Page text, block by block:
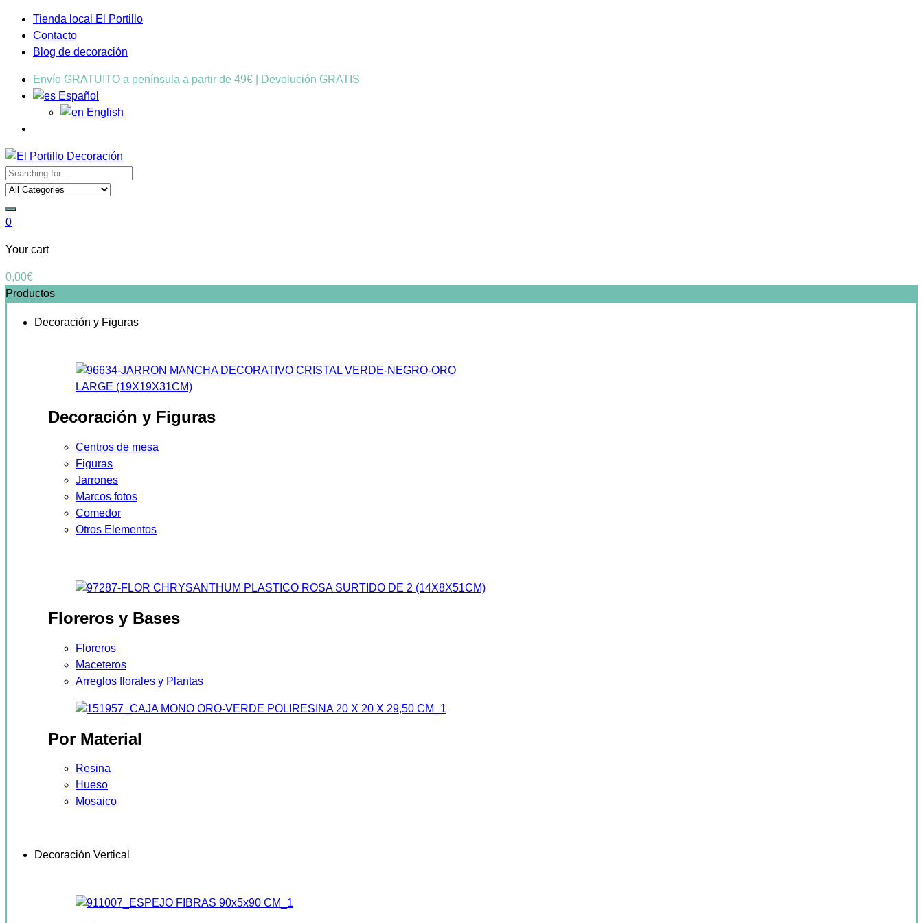
Tienda local El Portillo
Contacto
Blog de decoración
Envío GRATUITO a península a partir de 49€ | Devolución GRATIS
Español
English
0
Your cart
0,00€
Productos
Decoración y Figuras
Decoración y Figuras
Centros de mesa
Figuras
Jarrones
Marcos fotos
Comedor
Otros Elementos
Floreros y Bases
Floreros
Maceteros
Arreglos florales y Plantas
Por Material
Resina
Hueso
Mosaico
Decoración Vertical